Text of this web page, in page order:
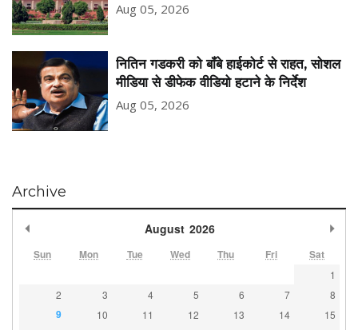
Aug 05, 2026
नितिन गडकरी को बॉंबे हाईकोर्ट से राहत, सोशल
मीडिया से डीफेक वीडियो हटाने के निर्देश
Aug 05, 2026
Archive
August 2026
Sun Mon Tue Wed Thu Fri Sat
1
2
3 4 5 6 7 8
9 10 11 12 13 14
15